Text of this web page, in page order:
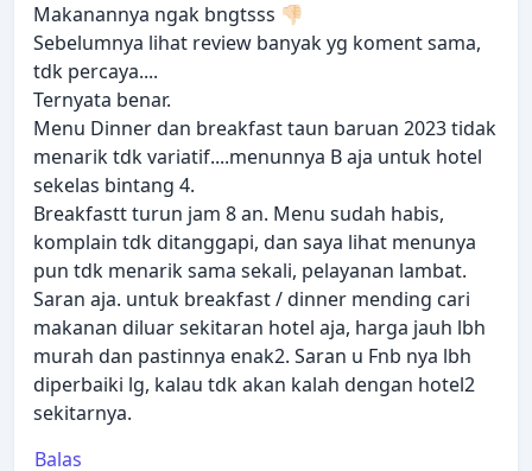
Makanannya ngak bngtsss 👎🏻
Sebelumnya lihat review banyak yg koment sama,
tdk percaya....
Ternyata benar.
Menu Dinner dan breakfast taun baruan 2023 tidak
menarik tdk variatif....menunnya B aja untuk hotel
sekelas bintang 4.
Breakfastt turun jam 8 an. Menu sudah habis,
komplain tdk ditanggapi, dan saya lihat menunya
pun tdk menarik sama sekali, pelayanan lambat.
Saran aja. untuk breakfast / dinner mending cari
makanan diluar sekitaran hotel aja, harga jauh lbh
murah dan pastinnya enak2. Saran u Fnb nya lbh
diperbaiki lg, kalau tdk akan kalah dengan hotel2
sekitarnya.
Balas